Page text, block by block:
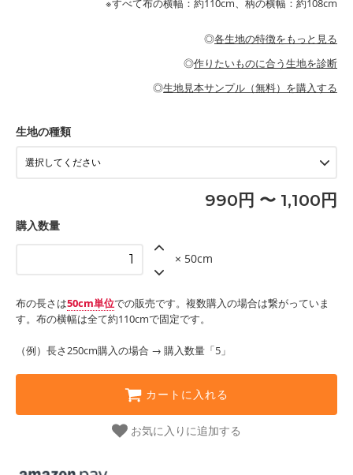
・布団カバーなどの寝具、カーテン
・パジャマなどの寝具
・ブラウス、シャツ、チュニックなどのトップス
らかいのが特徴です。生地の厚みは中厚手です。1枚でも透け感
・カーテン、エプロン、テーブルクロスなどの暮らしのアイテム
・パンツ、タックスカートなどのボトムス
もっと詳しく見る
耐久性があります。トートバッグ・ポーチ・ペンケースなどの布
小物、インテリア用品に向いています。
・工作用エプロン
もっと詳しく見る
※すべて布の横幅：約110cm、柄の横幅：約108cm
◎各生地の特徴をもっと見る
◎作りたいものに合う生地を診断
◎生地見本サンプル（無料）を購入する
生地の種類
990円 〜 1,100円
購入数量
× 50cm
布の長さは50cm単位での販売です。複数購入の場合は繋がっていま
す。布の横幅は全て約110cmで固定です。
（例）長さ250cm購入の場合 → 購入数量「5」
カートに入れる
お気に入りに追加する